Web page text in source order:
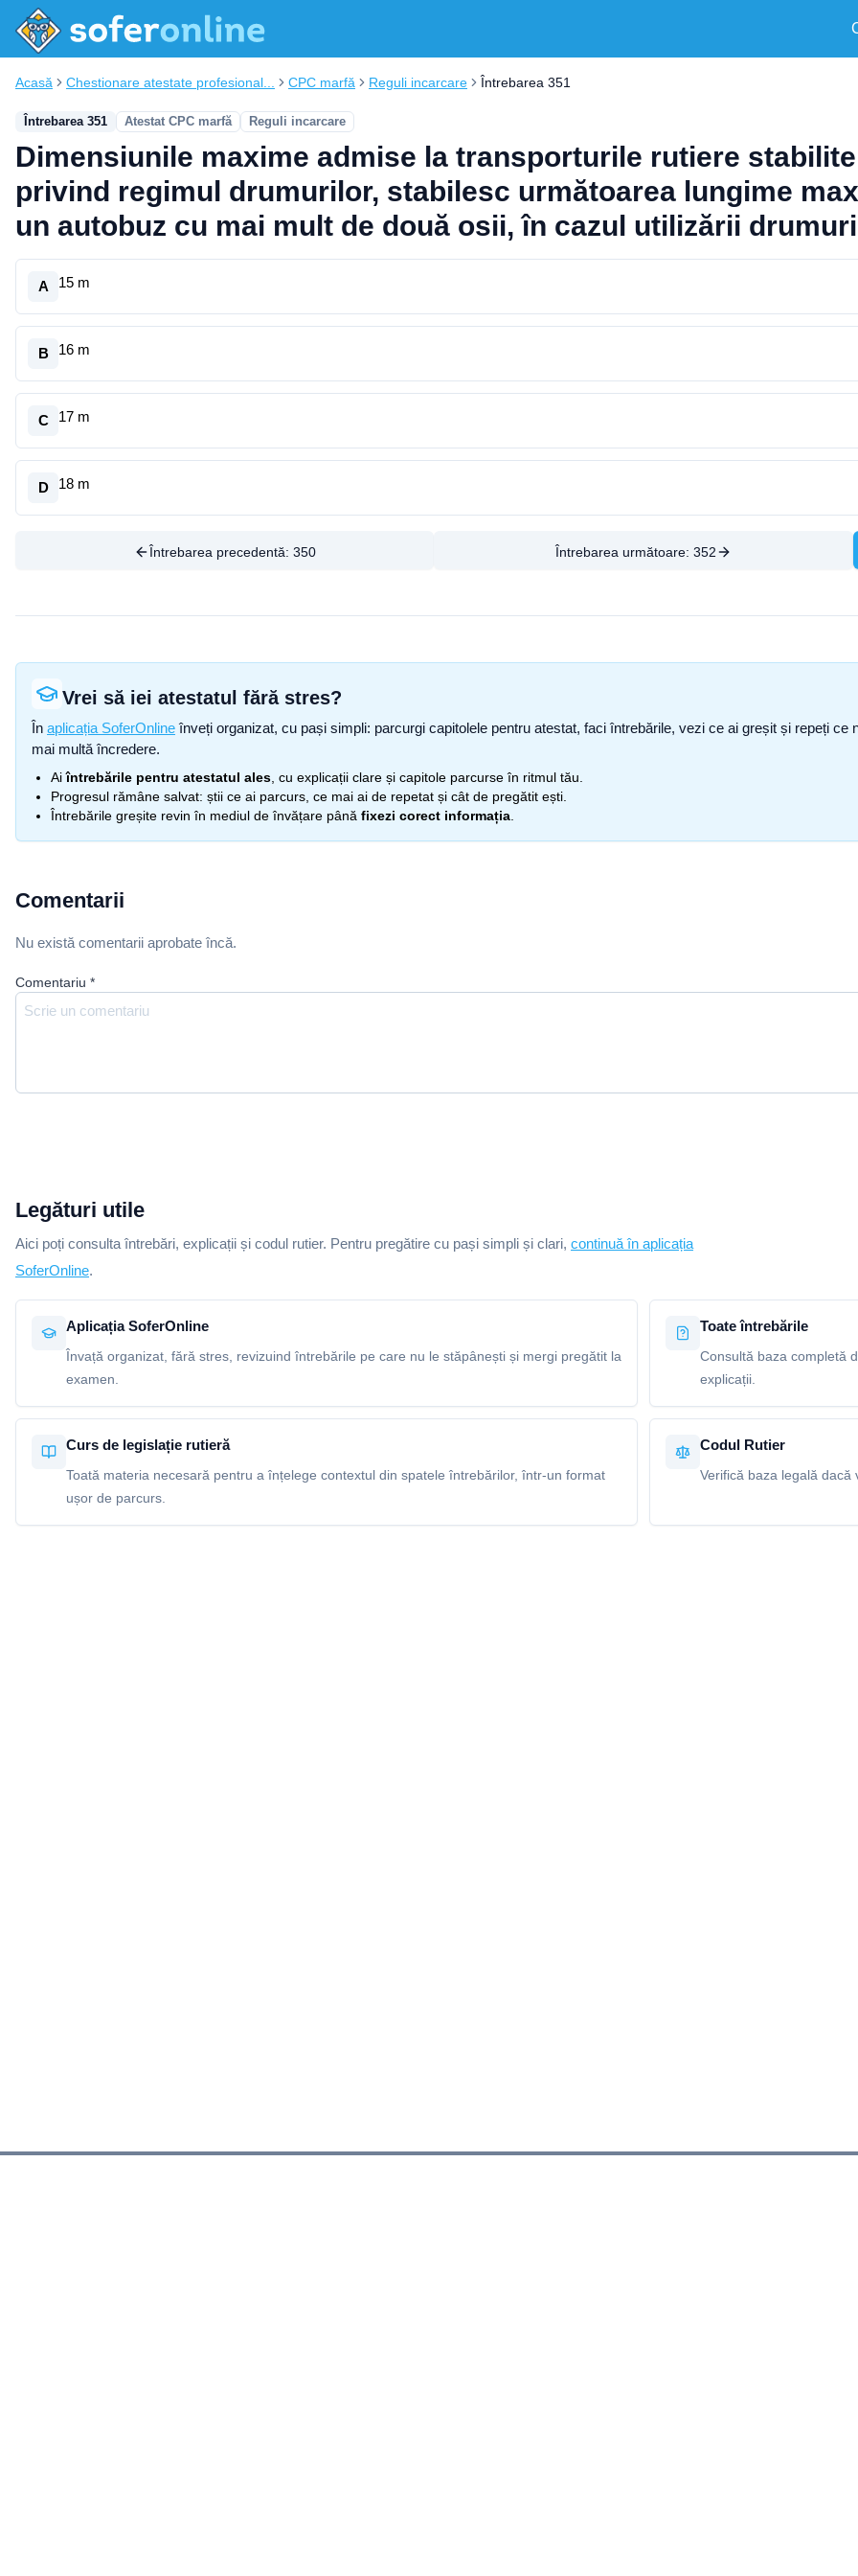
Acasă Chestionare atestate profesional... CPC marfă Reguli incarcare Întrebarea 351
Întrebarea 351 Atestat CPC marfă Reguli incarcare
Dimensiunile maxime admise la transporturile rutiere
privind regimul drumurilor, stabilesc următoarea lungime
un autobuz cu mai mult de două osii, în cazul utilizării
A 15 m
B 16 m
C 17 m
D 18 m
Întrebarea precedentă: 350 Întrebarea următoare: 352
Vrei să iei atestatul fără stres?
În aplicația SoferOnline înveți organizat, cu pași simpli: parcurgi capitolele pentru atestat, faci întrebările, vezi ce ai greșit și repeți
mai multă încredere.
Aiîntrebările pentru atestatul ales , cu explicații clare și capitole parcurse în ritmul tău.
Progresul rămâne salvat: știi ce ai parcurs, ce mai ai de repetat și cât de pregătit ești.
Întrebările greșite revin în mediul de învățare până fixezi corect informația
Comentarii
Nu există comentarii aprobate încă.
Comentariu *
Legături utile
Aici poți consulta întrebări, explicații și codul rutier. Pentru pregătire cu pași simpli și clari, continuă în aplicația
SoferOnline.
Aplicația SoferOnline
Învață organizat, fără stres, revizuind întrebările pe care nu le stăpânești și mergi pregătit la
examen.
Toate întrebările
Consultă baza completă
explicații.
Curs de legislație rutieră
Toată materia necesară pentru a înțelege contextul din spatele întrebărilor, într-un format
ușor de parcurs.
Codul Rutier
Verifică baza legală dacă